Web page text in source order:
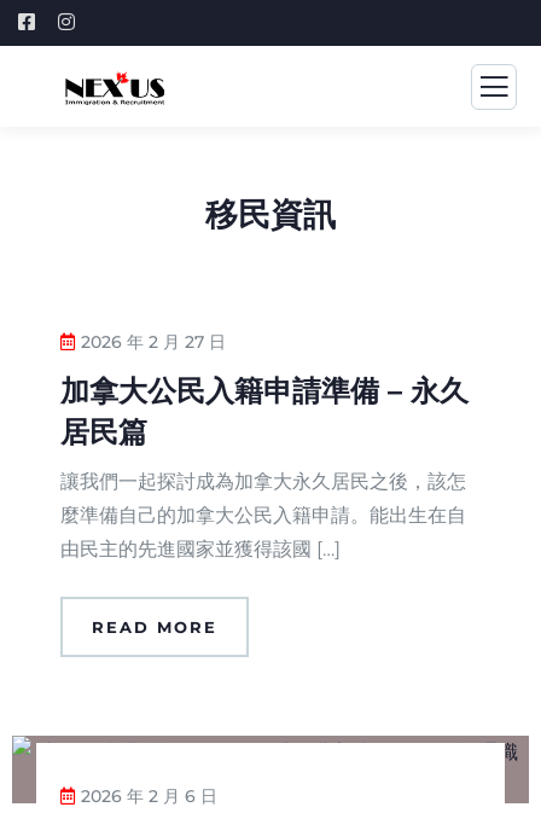
移民資訊
2026 年 2 月 27 日
加拿大公民入籍申請準備 – 永久
居民篇
讓我們一起探討成為加拿大永久居民之後，該怎
麼準備自己的加拿大公民入籍申請。能出生在自
由民主的先進國家並獲得該國 […]
READ MORE
2026 年 2 月 6 日